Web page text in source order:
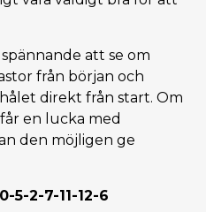
att se om
från början och
direkt från start. Om
en lucka med
den möjligen ge
5-2-7-11-12-6